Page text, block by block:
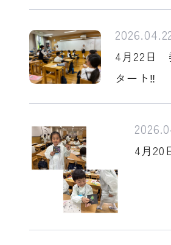
4月22日
タート‼
4月20